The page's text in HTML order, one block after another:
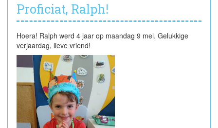
Proficiat, Ralph!
Hoera! Ralph werd 4 jaar op maandag 9 mei. Gelukkige
verjaardag, lieve vriend!